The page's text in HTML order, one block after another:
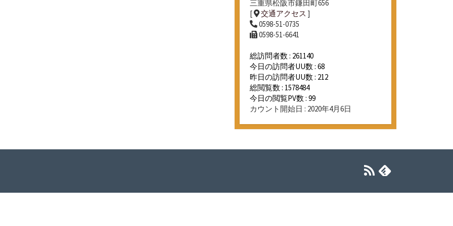
三重県松阪市鎌田町656
[
交通アクセス ]
0598-51-0735
0598-51-6641
総訪問者数 : 261140
今日の訪問者UU数 : 68
昨日の訪問者UU数 : 212
総閲覧数 : 1578484
今日の閲覧PV数 : 99
カウント開始日 : 2020年4月6日
RSS Feedly